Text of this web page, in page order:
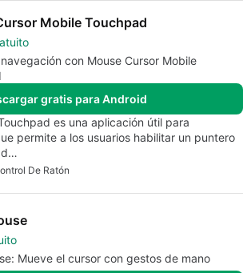
Mobile Touchpad
con Mouse Cursor Mobile
gratis para Android
es una aplicación útil para
permite a los usuarios habilitar un puntero
De Ratón
Mueve el cursor con gestos de mano